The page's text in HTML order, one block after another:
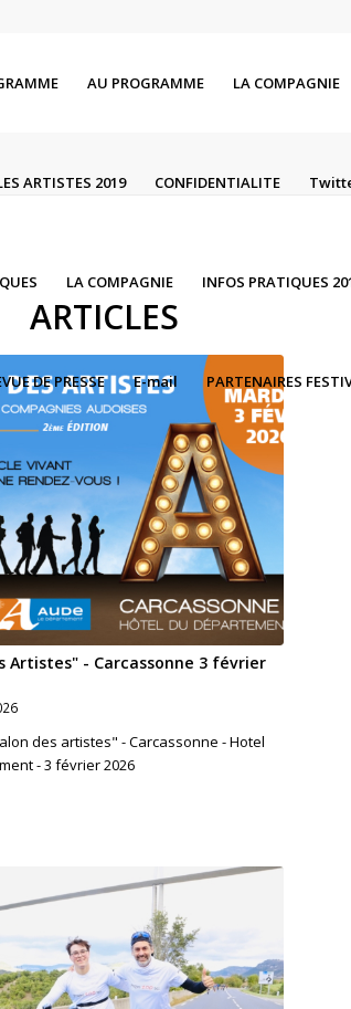
AU PROGRAMME LA COMPAGNIE
ARTISTES 2019 CONFIDENTIALITE
LA COMPAGNIE INFOS PRATIQUES
DE PRESSE E-mail PARTENAIRES
ARTICLES
Artistes" - Carcassonne 3 février
des artistes" - Carcassonne - Hotel
- 3 février 2026